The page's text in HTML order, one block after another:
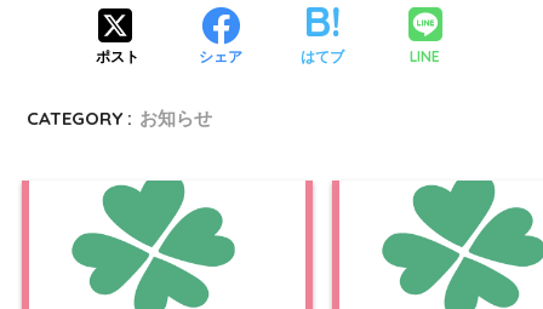
ポスト シェア はてブ LINE
CATEGORY : お知らせ